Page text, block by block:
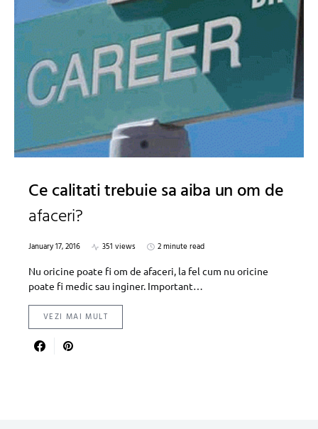
Ce calitati trebuie sa aiba un om de
afaceri?
January 17, 2016 351 views
2 minute read
Nu oricine poate fi om de afaceri, la fel cum nu oricine
poate fi medic sau inginer. Important…
VEZI MAI MULT